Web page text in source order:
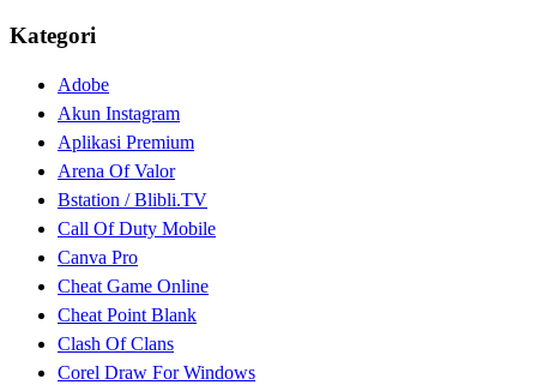
Kategori
Adobe
Akun Instagram
Aplikasi Premium
Arena Of Valor
Bstation / Blibli.TV
Call Of Duty Mobile
Canva Pro
Cheat Game Online
Cheat Point Blank
Clash Of Clans
Corel Draw For Windows